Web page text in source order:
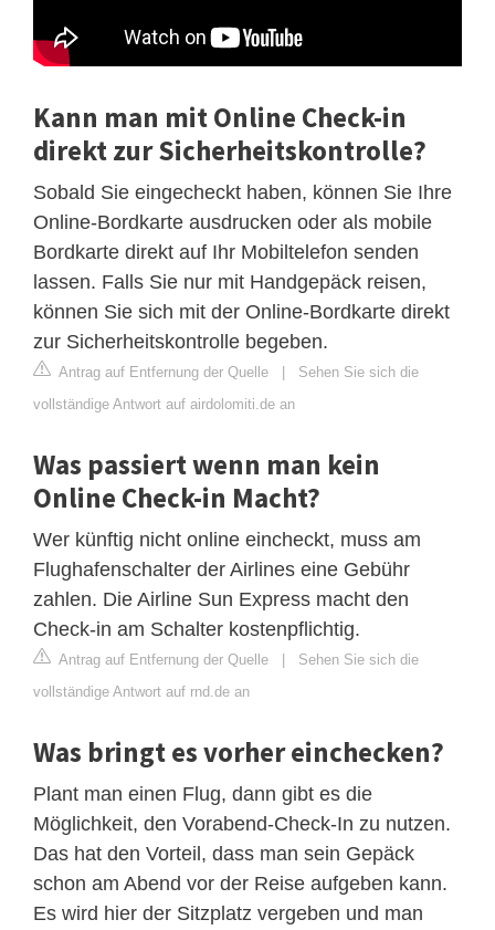
Kann man mit Online Check-in
direkt zur Sicherheitskontrolle?
Sobald Sie eingecheckt haben, können Sie Ihre
Online-Bordkarte ausdrucken oder als mobile
Bordkarte direkt auf Ihr Mobiltelefon senden
lassen. Falls Sie nur mit Handgepäck reisen,
können Sie sich mit der Online-Bordkarte direkt
zur Sicherheitskontrolle begeben.
Antrag auf Entfernung der Quelle | Sehen Sie sich die
vollständige Antwort auf airdolomiti.de an
Was passiert wenn man kein
Online Check-in Macht?
Wer künftig nicht online eincheckt, muss am
Flughafenschalter der Airlines eine Gebühr
zahlen. Die Airline Sun Express macht den
Check-in am Schalter kostenpflichtig.
Antrag auf Entfernung der Quelle | Sehen Sie sich die
vollständige Antwort auf rnd.de an
Was bringt es vorher einchecken?
Plant man einen Flug, dann gibt es die
Möglichkeit, den Vorabend-Check-In zu nutzen.
Das hat den Vorteil, dass man sein Gepäck
schon am Abend vor der Reise aufgeben kann.
Es wird hier der Sitzplatz vergeben und man